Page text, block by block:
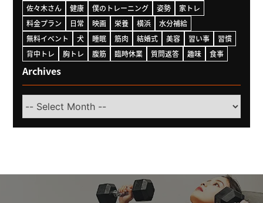
佐々木さん
健康 僕のトレーニング 姿勢
家トレ
料金プラン
日常 映画 栄養 横浜
水分補給
無料イベント
犬 睡眠 筋肉 結婚式 美容 習い事
習慣
背中トレ
胸トレ 腹筋 臨時休業 質問返答 趣味 食事
Archives
Select
Month